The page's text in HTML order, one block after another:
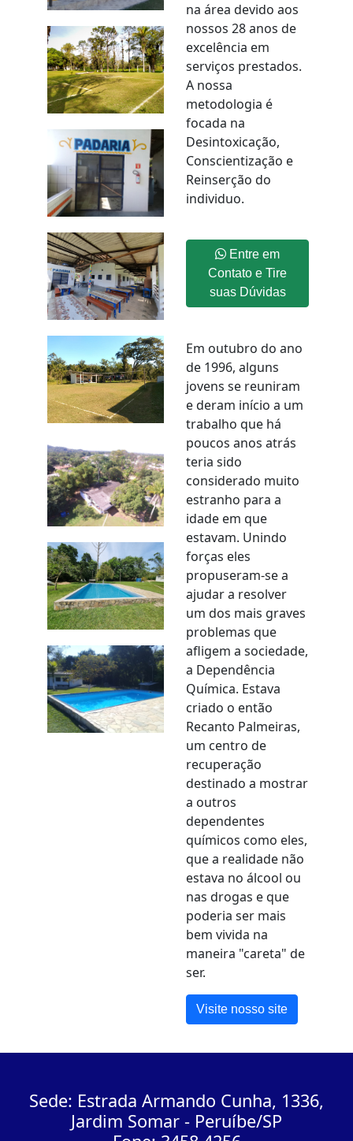
na área devido aos
nossos 28 anos de
excelência em
serviços prestados.
A nossa
metodologia é
focada na
Desintoxicação,
Conscientização e
Reinserção do
individuo.
Entre em
Contato e Tire
suas Dúvidas
Em outubro do ano
de 1996, alguns
jovens se reuniram
e deram início a um
trabalho que há
poucos anos atrás
teria sido
considerado muito
estranho para a
idade em que
estavam. Unindo
forças eles
propuseram-se a
ajudar a resolver
um dos mais graves
problemas que
afligem a sociedade,
a Dependência
Química. Estava
criado o então
Recanto Palmeiras,
um centro de
recuperação
destinado a mostrar
a outros
dependentes
químicos como eles,
que a realidade não
estava no álcool ou
nas drogas e que
poderia ser mais
bem vivida na
maneira "careta" de
ser.
Visite nosso site
Sede: Estrada Armando Cunha, 1336,
Jardim Somar - Peruíbe/SP